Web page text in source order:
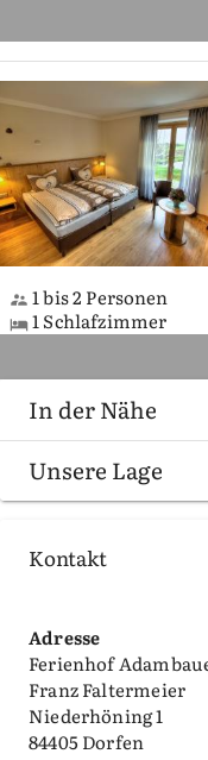
1 bis 2 Personen
1 Schlafzimmer
In der Nähe
Unsere Lage
Kontakt
Adresse
Ferienhof
Franz Faltermeier
Niederhöning 1
84405 Dorfen